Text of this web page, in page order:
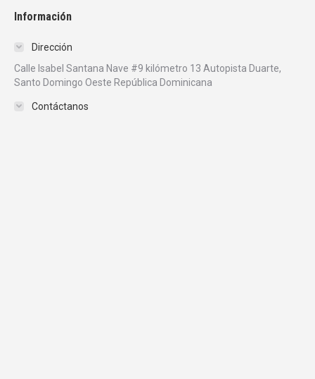
Información
Dirección
Calle Isabel Santana Nave #9 kilómetro 13 Autopista Duarte,
Santo Domingo Oeste República Dominicana
Contáctanos